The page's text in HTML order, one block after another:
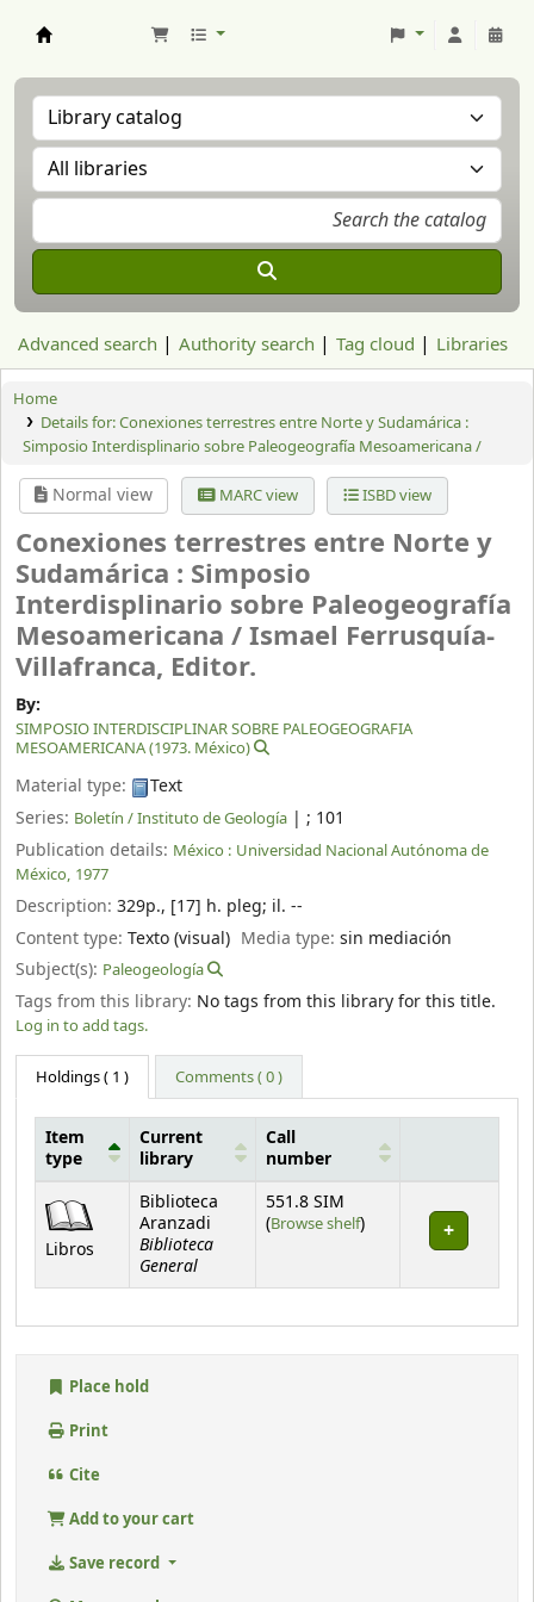
Advanced search Authority search Tag cloud Libraries
Home
Details for:Conexiones terrestres entre Norte y Sudamárica :
Simposio Interdisplinario sobre Paleogeografía Mesoamericana /
Normal view MARC view ISBD view
Conexiones terrestres entre Norte y
Sudamárica : Simposio
Interdisplinario sobre Paleogeografía
Mesoamericana /Ismael Ferrusquía-
Villafranca, Editor.
By:
SIMPOSIO INTERDISCIPLINAR SOBRE PALEOGEOGRAFIA
MESOAMERICANA (1973. México)
Material type:
Text
Series: Boletín / Instituto de Geología | ; 101
Publication details: México : Universidad Nacional Autónoma de
México, 1977
Description: 329p., [17] h. pleg; il. --
Content type: Texto (visual) Media type:sin mediación
Subject(s): Paleogeología
Tags from this library: No tags from this library for this title.
Log in to add tags.
Holdings( 1 ) Comments ( 0 )
Holdings
Item
type
Current
library
Call
number
Libros
Biblioteca
Aranzadi
Biblioteca
General
551.8 SIM
(Browse shelf(Opens below)
)
Place hold
Print
Cite
Add to your cart
Save record